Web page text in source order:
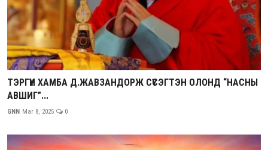
ТЭРГҮҮН ХАМБА Д.ЖАВЗАНДОРЖ СҮСЭГТЭН ОЛОНД “НАСНЫ
АВШИГ”...
GNN Mar 8, 2025 0